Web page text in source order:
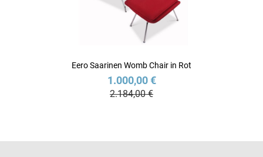
Eero Saarinen Womb Chair in Rot
1.000,00 €
2.184,00 €